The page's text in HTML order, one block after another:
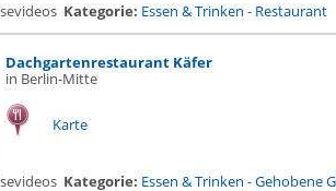
Kategorie: Essen & Trinken - Restaurant
Dachgartenrestaurant Käfer
in Berlin-Mitte
Karte
Kategorie: Essen & Trinken -Gehobene